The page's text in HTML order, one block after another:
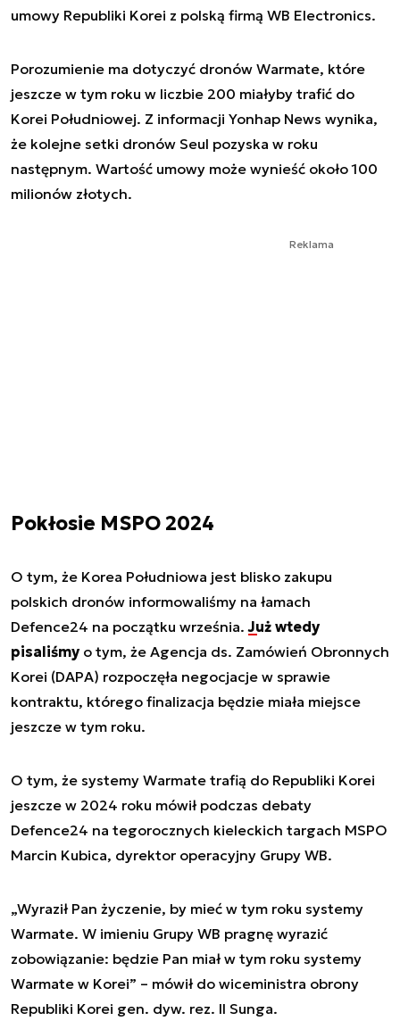
umowy Republiki Korei z polską firmą WB Electronics.
Porozumienie ma dotyczyć dronów Warmate, które
jeszcze w tym roku w liczbie 200 miałyby trafić do
Korei Południowej. Z informacji Yonhap News wynika,
że kolejne setki dronów Seul pozyska w roku
następnym. Wartość umowy może wynieść około 100
milionów złotych.
Reklama
Pokłosie MSPO 2024
O tym, że Korea Południowa jest blisko zakupu
polskich dronów informowaliśmy na łamach
Defence24 na początku września.Już wtedy
pisaliśmyo tym, że Agencja ds. Zamówień Obronnych
Korei (DAPA) rozpoczęła negocjacje w sprawie
kontraktu, którego finalizacja będzie miała miejsce
jeszcze w tym roku.
O tym, że systemy Warmate trafią do Republiki Korei
jeszcze w 2024 roku mówił podczas debaty
Defence24 na tegorocznych kieleckich targach MSPO
Marcin Kubica, dyrektor operacyjny Grupy WB.
„Wyraził Pan życzenie, by mieć w tym roku systemy
Warmate. W imieniu Grupy WB pragnę wyrazić
zobowiązanie: będzie Pan miał w tym roku systemy
Warmate w Korei” – mówił do wiceministra obrony
Republiki Korei gen. dyw. rez. Il Sunga.